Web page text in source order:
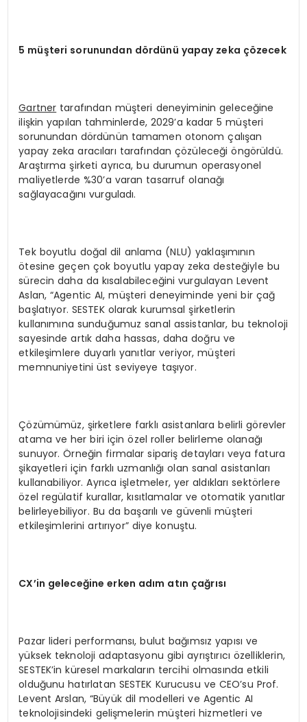
5 müşteri sorunundan dördünü yapay zeka çözecek
Gartner tarafından müşteri deneyiminin geleceğine
ilişkin yapılan tahminlerde, 2029’a kadar 5 müşteri
sorunundan dördünün tamamen otonom çalışan
yapay zeka aracıları tarafından çözüleceği öngörüldü.
Araştırma şirketi ayrıca, bu durumun operasyonel
maliyetlerde %30’a varan tasarruf olanağı
sağlayacağını vurguladı.
Tek boyutlu doğal dil anlama (NLU) yaklaşımının
ötesine geçen çok boyutlu yapay zeka desteğiyle bu
sürecin daha da kısalabileceğini vurgulayan Levent
Aslan, “Agentic AI, müşteri deneyiminde yeni bir çağ
başlatıyor. SESTEK olarak kurumsal şirketlerin
kullanımına sunduğumuz sanal assistanlar, bu teknoloji
sayesinde artık daha hassas, daha doğru ve
etkileşimlere duyarlı yanıtlar veriyor, müşteri
memnuniyetini üst seviyeye taşıyor.
Çözümümüz, şirketlere farklı asistanlara belirli görevler
atama ve her biri için özel roller belirleme olanağı
sunuyor. Örneğin firmalar sipariş detayları veya fatura
şikayetleri için farklı uzmanlığı olan sanal asistanları
kullanabiliyor. Ayrıca işletmeler, yer aldıkları sektörlere
özel regülatif kurallar, kısıtlamalar ve otomatik yanıtlar
belirleyebiliyor. Bu da başarılı ve güvenli müşteri
etkileşimlerini artırıyor” diye konuştu.
CX’in geleceğine erken adım atın çağrısı
Pazar lideri performansı, bulut bağımsız yapısı ve
yüksek teknoloji adaptasyonu gibi ayrıştırıcı özelliklerin,
SESTEK’in küresel markaların tercihi olmasında etkili
olduğunu hatırlatan SESTEK Kurucusu ve CEO’su Prof.
Levent Arslan, “Büyük dil modelleri ve Agentic AI
teknolojisindeki gelişmelerin müşteri hizmetleri ve